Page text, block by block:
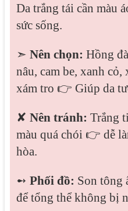
Da trắng tái cần màu
sức sống.
➣ Nên chọn: Hồng
nâu, cam be, xanh
xám tro 👉 Giúp da
✘ Nên tránh: Trắng
màu quá chói 👉 dễ
hòa.
➻ Phối đồ: Son tông
để tổng thể không bị